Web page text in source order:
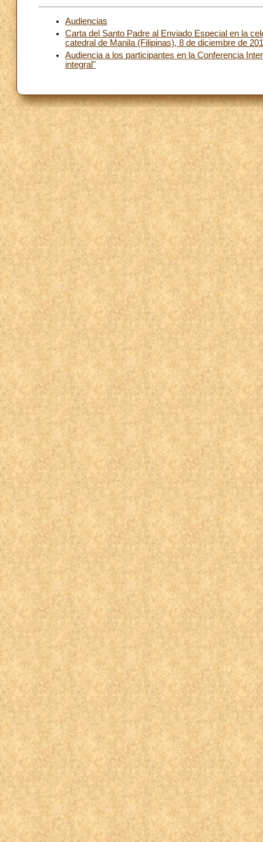
Audiencias
Carta del Santo Padre al Enviado Especial en la
catedral de Manila (Filipinas), 8 de diciembre de
Audiencia a los participantes en la Conferencia
integral"